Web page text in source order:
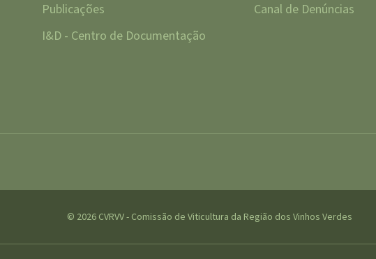
Publicações
I&D - Centro de Documentação
Canal de Denúncias
© 2026 CVRVV - Comissão de Viticultura da Região dos Vinhos Verdes